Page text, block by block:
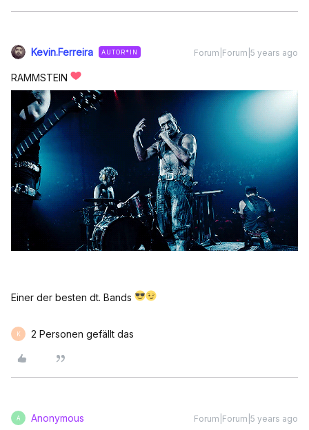
Kevin.Ferreira AUTOR*IN Forum|Forum|5 years ago
RAMMSTEIN
Einer der besten dt. Bands
K 2 Personen gefällt das
A Anonymous Forum|Forum|5 years ago